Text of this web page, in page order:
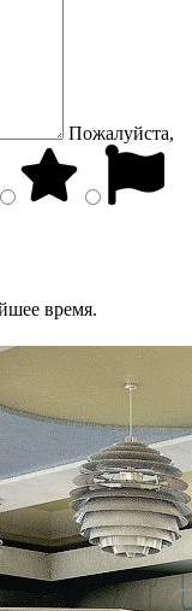
Пожалуйста,
время.